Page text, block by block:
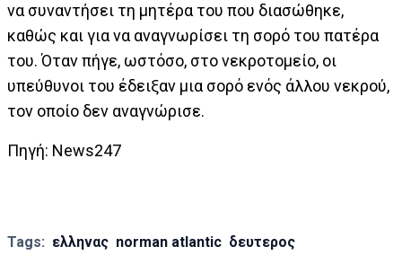
να συναντήσει τη μητέρα του που διασώθηκε,
καθώς και για να αναγνωρίσει τη σορό του πατέρα
του. Όταν πήγε, ωστόσο, στο νεκροτομείο, οι
υπεύθυνοι του έδειξαν μια σορό ενός άλλου νεκρού,
τον οποίο δεν αναγνώρισε.
Πηγή: News247
Tags: ελληνας norman atlantic δευτερος